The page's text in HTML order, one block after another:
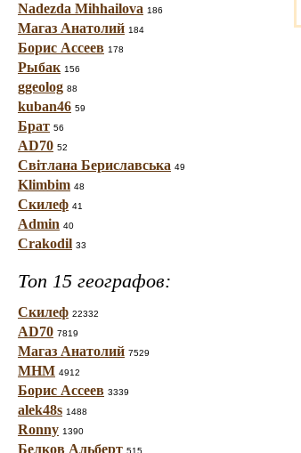
Nadezda Mihhailova 186
Магаз Анатолий 184
Борис Ассеев 178
Рыбак 156
ggeolog 88
kuban46 59
Брат 56
AD70 52
Світлана Бериславська 49
Klimbim 48
Скилеф 41
Admin 40
Crakodil 33
Топ 15 географов:
Скилеф 22332
AD70 7819
Магаз Анатолий 7529
МНМ 4912
Борис Ассеев 3339
alek48s 1488
Ronny 1390
Белков Альберт 515